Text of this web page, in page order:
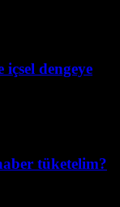
dengeye
tüketelim?